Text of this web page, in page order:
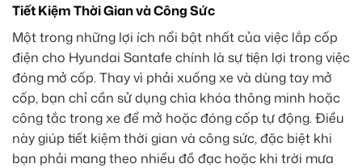
Tiết Kiệm Thời Gian và Công Sức
Một trong những lợi ích nổi bật nhất của việc lắp cốp
điện cho Hyundai Santafe chính là sự tiện lợi trong việc
đóng mở cốp. Thay vì phải xuống xe và dùng tay mở
cốp, bạn chỉ cần sử dụng chìa khóa thông minh hoặc
công tắc trong xe để mở hoặc đóng cốp tự động. Điều
này giúp tiết kiệm thời gian và công sức, đặc biệt khi
bạn phải mang theo nhiều đồ đạc hoặc khi trời mưa